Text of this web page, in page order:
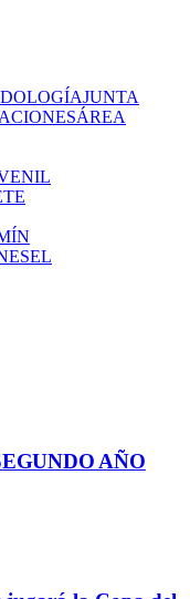
JUNTA
ÁREA
EL
AÑO